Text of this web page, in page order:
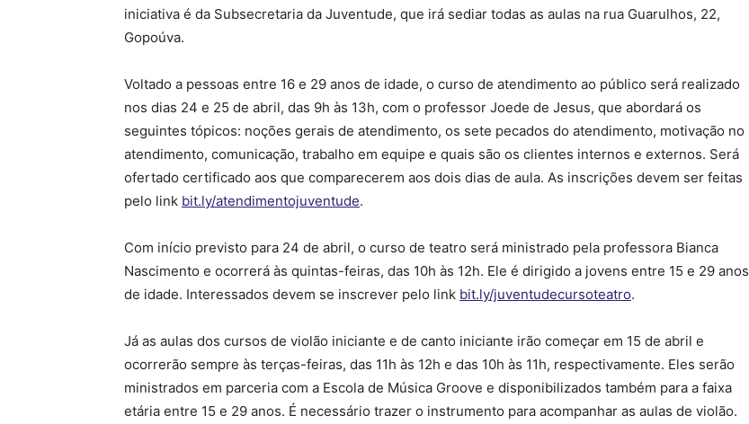
iniciativa é da Subsecretaria da Juventude, que irá sediar todas as aulas na rua Guarulhos, 22,
Gopoúva.
Voltado a pessoas entre 16 e 29 anos de idade, o curso de atendimento ao público será realizado
nos dias 24 e 25 de abril, das 9h às 13h, com o professor Joede de Jesus, que abordará os
seguintes tópicos: noções gerais de atendimento, os sete pecados do atendimento, motivação no
atendimento, comunicação, trabalho em equipe e quais são os clientes internos e externos. Será
ofertado certificado aos que comparecerem aos dois dias de aula. As inscrições devem ser feitas
pelo link bit.ly/atendimentojuventude.
Com início previsto para 24 de abril, o curso de teatro será ministrado pela professora Bianca
Nascimento e ocorrerá às quintas-feiras, das 10h às 12h. Ele é dirigido a jovens entre 15 e 29 anos
de idade. Interessados devem se inscrever pelo link bit.ly/juventudecursoteatro.
Já as aulas dos cursos de violão iniciante e de canto iniciante irão começar em 15 de abril e
ocorrerão sempre às terças-feiras, das 11h às 12h e das 10h às 11h, respectivamente. Eles serão
ministrados em parceria com a Escola de Música Groove e disponibilizados também para a faixa
etária entre 15 e 29 anos. É necessário trazer o instrumento para acompanhar as aulas de violão.